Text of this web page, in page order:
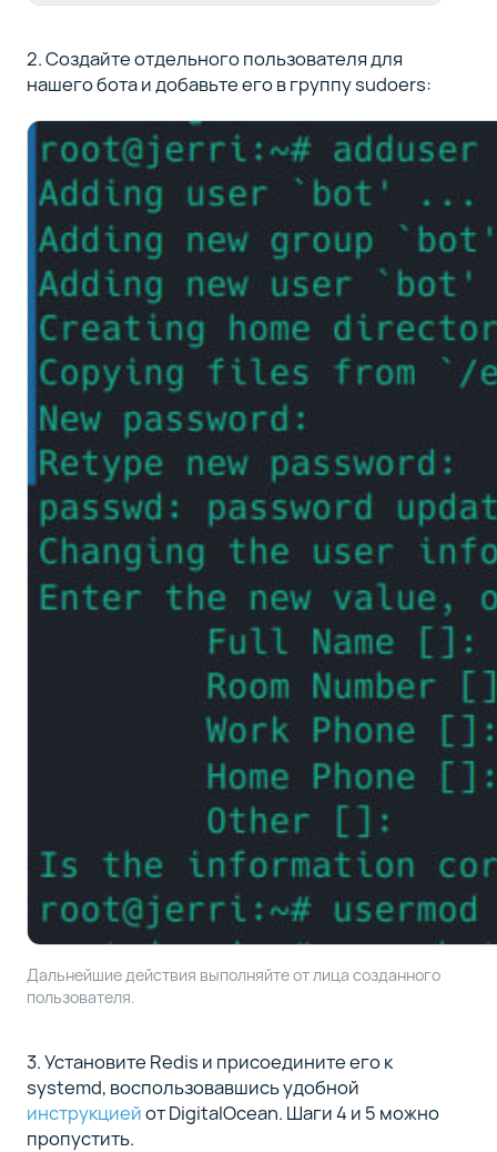
2. Создайте отдельного пользователя для
нашего бота и добавьте его в группу sudoers:
Дальнейшие действия выполняйте от лица созданного
пользователя.
3. Установите Redis и присоедините его к
systemd, воспользовавшись удобной
инструкциейот DigitalOcean. Шаги 4 и 5 можно
пропустить.